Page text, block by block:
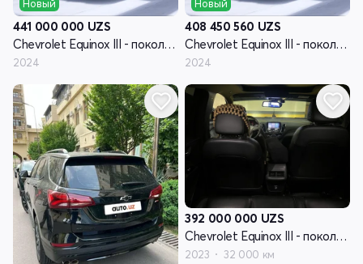
Новый
441 000 000 UZS
Chevrolet Equinox III - поколение рестайлинг
2024
Новый
408 450 560 UZS
Chevrolet Equinox III - поколение рестайлинг
2024
392 000 000 UZS
Chevrolet Equinox III - поколение рестайлинг
2023 32 000 км